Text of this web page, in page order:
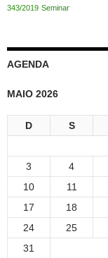
343/2019 Seminar
AGENDA
MAIO 2026
D S
3
4
10
11
17
18
24
25
31